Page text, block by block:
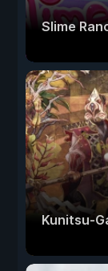
Slime
Kunitsu-